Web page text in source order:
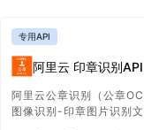
专用API
阿里云 印章识别API
阿里云公章识别（公章
图像识别-印章图片识别